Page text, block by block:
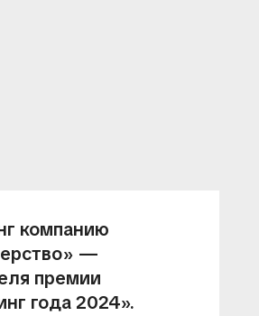
компанию
—
премии
года 2024».